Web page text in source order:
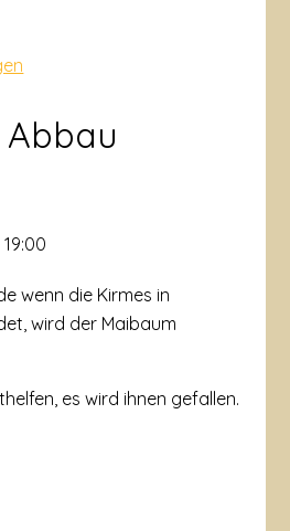
19:00
wenn die Kirmes in
wird der Maibaum
es wird ihnen gefallen.